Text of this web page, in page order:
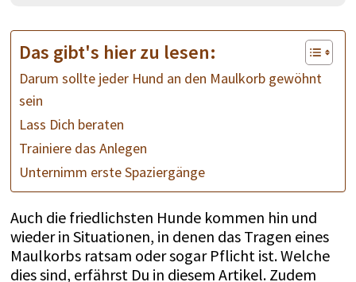
Das gibt's hier zu lesen:
Darum sollte jeder Hund an den Maulkorb gewöhnt
sein
Lass Dich beraten
Trainiere das Anlegen
Unternimm erste Spaziergänge
Auch die friedlichsten Hunde kommen hin und
wieder in Situationen, in denen das Tragen eines
Maulkorbs ratsam oder sogar Pflicht ist. Welche
dies sind, erfährst Du in diesem Artikel. Zudem